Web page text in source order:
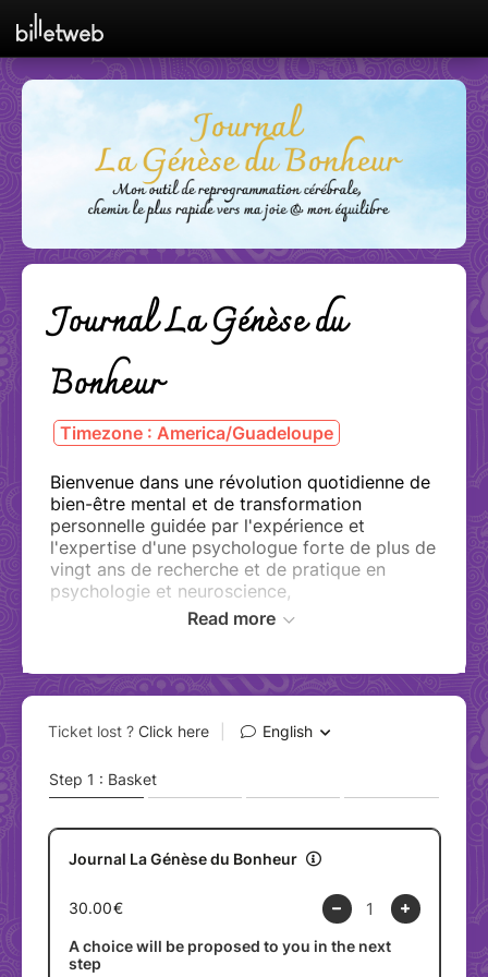
Journal La Génèse du
Bonheur
Timezone : America/Guadeloupe
Bienvenue dans une révolution quotidienne de
bien-être mental et de transformation
personnelle guidée par l'expérience et
l'expertise d'une psychologue forte de plus de
vingt ans de recherche et de pratique en
psychologie et neuroscience,
soigneusement conçu pour catalyser votre
potentiel, aligné sur les principes de la
reprogrammation cérébrale.
Explorez avec moi les mécanismes subtils du
remodeler vos pensées, et engagez-vous dans
un voyage d'affirmations positives qui
renforcent non seulement votre esprit, mais
La Gratitude, Clé de la Transformation :
La gratitude, souvent sous-estimée, est un des
Read more